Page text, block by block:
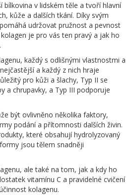
bílkovina v lidském těle a tvoří hlavní
kůže a dalších tkání. Díky svým
udržovat pružnost a pevnost
je pro vás ten pravý a jak ho
každý s odlišnými vlastnostmi a
a každý z nich hraje
pro kůži a šlachy, Typ II se
a chrupavky, a Typ III podporuje
být ovlivněno několika faktory,
podání a přítomnosti dalších živin.
které obsahují hydrolyzovaný
jsou tělem snadněji
ale také na tom, jak a kdy ho
vitamínu C a pravidelné cvičení
kolagenu.